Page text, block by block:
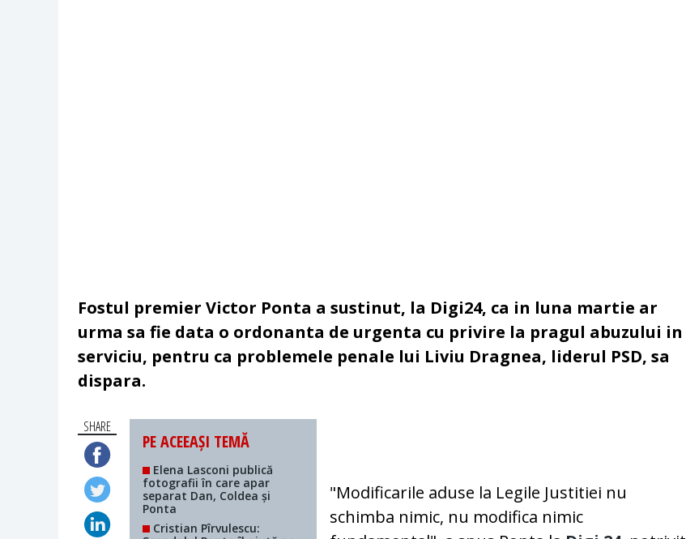
Fostul premier Victor Ponta a sustinut, la Digi24, ca in luna martie ar
urma sa fie data o ordonanta de urgenta cu privire la pragul abuzului in
serviciu, pentru ca problemele penale lui Liviu Dragnea, liderul PSD, sa
dispara.
SHARE
PE ACEEAȘI TEMĂ
Elena Lasconi publică
fotografii în care apar
separat Dan, Coldea și
Ponta
Cristian Pîrvulescu:
"Modificarile aduse la Legile Justitiei nu
schimba nimic, nu modifica nimic